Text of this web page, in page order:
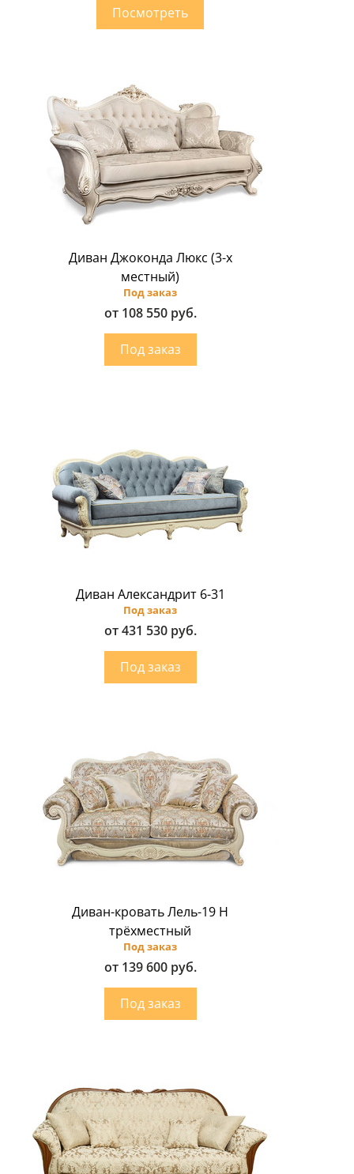
Диван Джоконда Люкс (3-х
местный)
Под заказ
от 108 550 руб.
Диван Александрит 6-31
Под заказ
от 431 530 руб.
Диван-кровать Лель-19 Н
трёхместный
Под заказ
от 139 600 руб.